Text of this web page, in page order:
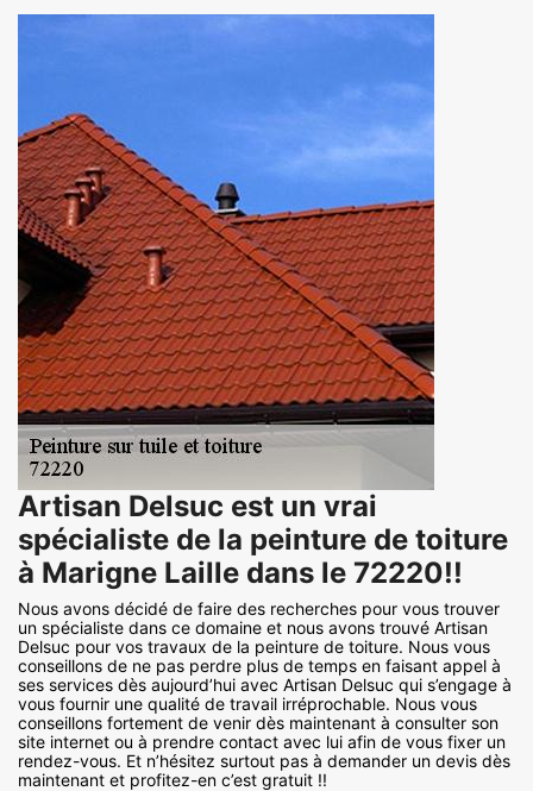
Artisan Delsuc est un vrai
spécialiste de la peinture de toiture
à Marigne Laille dans le 72220!!
Nous avons décidé de faire des recherches pour vous trouver
un spécialiste dans ce domaine et nous avons trouvé Artisan
Delsuc pour vos travaux de la peinture de toiture. Nous vous
conseillons de ne pas perdre plus de temps en faisant appel à
ses services dès aujourd’hui avec Artisan Delsuc qui s’engage à
vous fournir une qualité de travail irréprochable. Nous vous
conseillons fortement de venir dès maintenant à consulter son
site internet ou à prendre contact avec lui afin de vous fixer un
rendez-vous. Et n’hésitez surtout pas à demander un devis dès
maintenant et profitez-en c’est gratuit !!